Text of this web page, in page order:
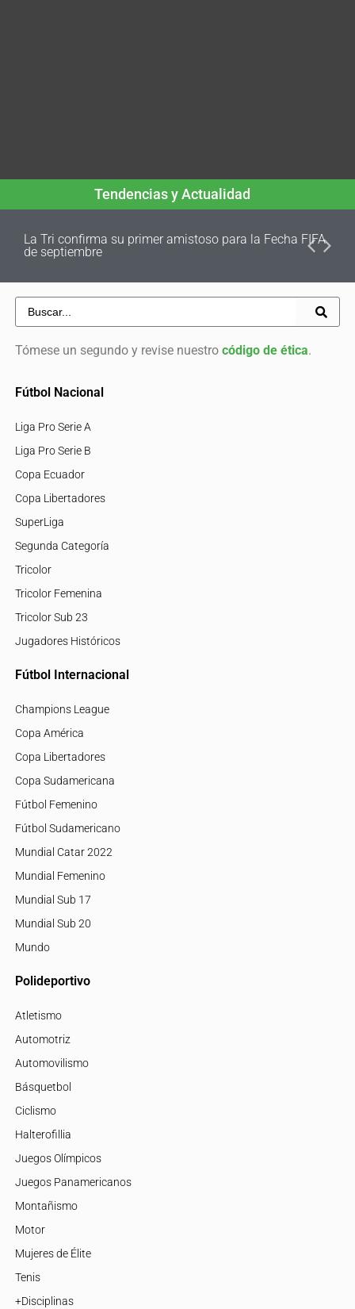
Tendencias y Actualidad
La Tri confirma su primer amistoso para la Fecha FIFA
de septiembre
Tómese un segundo y revise nuestro código de ética.
Fútbol Nacional
Liga Pro Serie A
Liga Pro Serie B
Copa Ecuador
Copa Libertadores
SuperLiga
Segunda Categoría
Tricolor
Tricolor Femenina
Tricolor Sub 23
Jugadores Históricos
Fútbol Internacional
Champions League
Copa América
Copa Libertadores
Copa Sudamericana
Fútbol Femenino
Fútbol Sudamericano
Mundial Catar 2022
Mundial Femenino
Mundial Sub 17
Mundial Sub 20
Mundo
Polideportivo
Atletismo
Automotriz
Automovilismo
Básquetbol
Ciclismo
Halterofillia
Juegos Olímpicos
Juegos Panamericanos
Montañismo
Motor
Mujeres de Élite
Tenis
+Disciplinas